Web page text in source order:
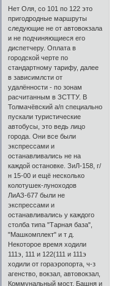
Нет Оля, со 101 по 122 это
пригодродные маршруты
следующие не от автовокзала
и не подчиняющиеся его
диспетчеру. Оплата в
городской черте по
стандартному тарифу, далее
в зависимлсти от
удалённости - по зонам
расчитанным в ЗСТТУ. В
Толмачёвский а/п специально
пускали туристические
автобусы, это ведь лицо
города. Они все были
экспрессами и
останавливались не на
каждой остановке. ЗиЛ-158, г/
н 15-00 и ещё несколько
колотушек-луноходов
ЛиАЗ-677 были не
экспрессами и
останавливались у каждого
столба типа "Тарная база",
"Машкомплект" и т д.
Некоторое время ходили
111э, 111 и 122(111 и 111э
ходили от гораэропорта, ч-з
агенство, вокзал, автовокзал,
Коммунальный мост, Башня и